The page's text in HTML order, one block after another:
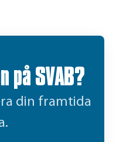
på SVAB?
din framtida